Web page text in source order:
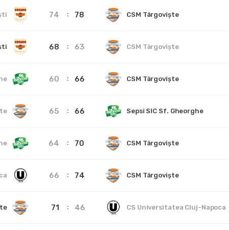
74 78 CSM Târgoviște
68 63 CSM Târgoviște
60 66 CSM Târgoviște
65 66 Sepsi SIC Sf. Gheorghe
64 70 CSM Târgoviște
66 74 CSM Târgoviște
71 46 CS Universitatea Cluj-Napoca